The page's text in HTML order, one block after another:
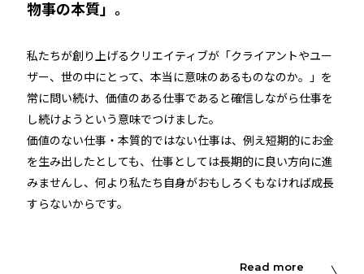
物事の本質」。
私たちが創り上げるクリエイティブが「クライアントやユー
ザー、世の中にとって、本当に意味のあるものなのか。」を
常に問い続け、価値のある仕事であると確信しながら仕事を
し続けようという意味でつけました。
価値のない仕事・本質的ではない仕事は、例え短期的にお金
を生み出したとしても、仕事としては長期的に良い方向に進
みませんし、何より私たち自身がおもしろくもなければ成長
すらないからです。
Read more